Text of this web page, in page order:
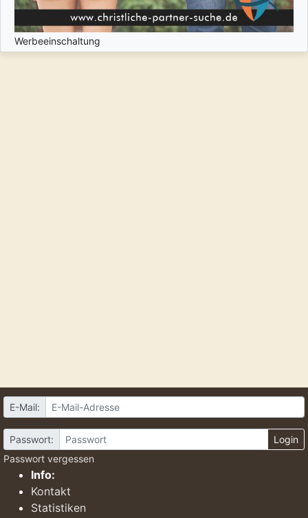
Werbeeinschaltung
E-Mail:
Passwort:
Login
Passwort vergessen
Info:
Kontakt
Statistiken